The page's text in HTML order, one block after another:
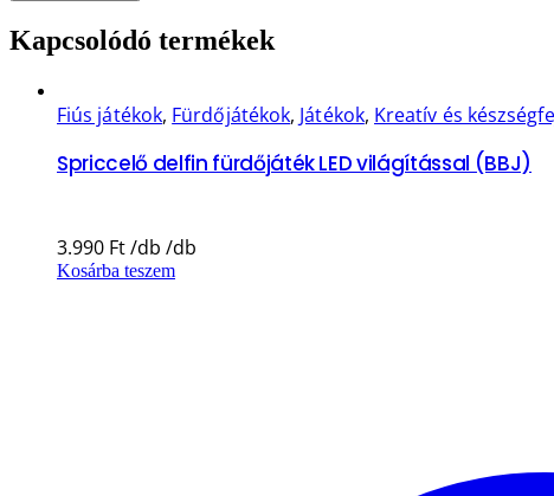
Kapcsolódó termékek
Fiús játékok, Fürdőjátékok, Játékok, Kreatív és
Spriccelő delfin fürdőjáték LED világítással (BBJ)
3.990 Ft
Kosárba teszem